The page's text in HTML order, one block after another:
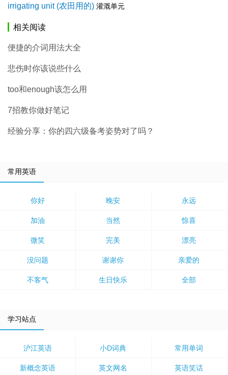
irrigating unit (农田用的) 灌溉单元
相关阅读
便捷的介词用法大全
悲伤时你该说些什么
too和enough该怎么用
7招教你做好笔记
经验分享：你的四六级备考姿势对了吗？
常用英语
你好 晚安 永远
加油 当然 惊喜
微笑 完美 漂亮
没问题 谢谢你 亲爱的
不客气 生日快乐 全部
学习站点
沪江英语 小D词典 常用单词
新概念英语 英文网名 英语笑话